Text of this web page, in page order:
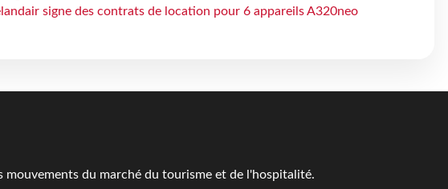
signe des contrats de location pour 6 appareils A320neo
mouvements du marché du tourisme et de l'hospitalité.